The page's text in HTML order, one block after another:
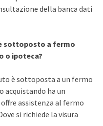
della banca dati
sottoposto a fermo
o ipoteca?
è sottoposta a un fermo
acquistando ha un
assistenza al fermo
si richiede la visura